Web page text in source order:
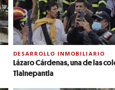
DESARROLLO INMOBILIARIO
Lázaro Cárdenas, una de las
Tlalnepantla